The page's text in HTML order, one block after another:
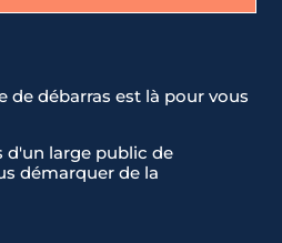
débarras est là pour vous
d'un large public de
démarquer de la